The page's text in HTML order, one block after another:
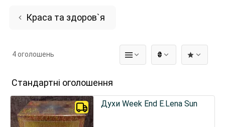
Краса та здоров`я
₴
4 оголошень
Стандартні оголошення
Духи Week End E.Lena Sun